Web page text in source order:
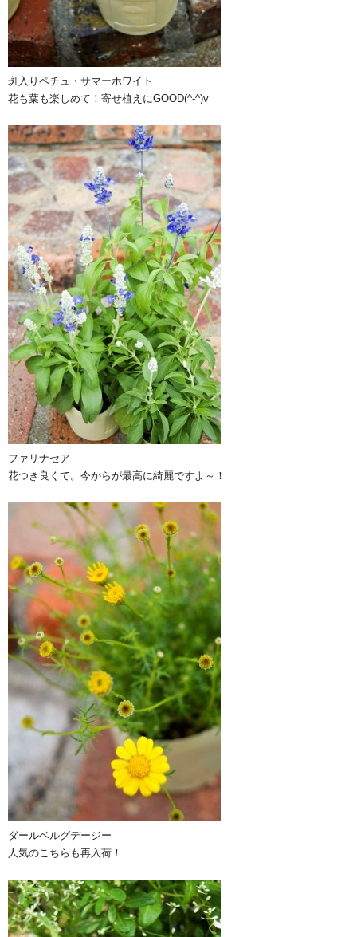
斑入りペチュ・サマーホワイト
花も葉も楽しめて！寄せ植えにGOOD(^-^)v
ファリナセア
花つき良くて。今からが最高に綺麗ですよ～！
ダールベルグデージー
人気のこちらも再入荷！